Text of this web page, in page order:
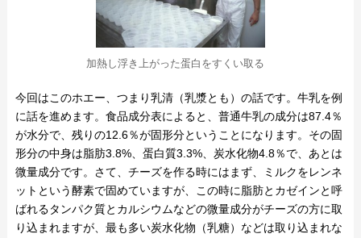
加熱し浮き上がった蛋白をすくい取る
今回はこのホエー、つまり乳清（乳漿とも）の話です。牛乳を例
に話を進めます。食品成分表によると、普通牛乳の成分は87.4％
が水分で、残りの12.6％が固形分ということになります。その固
形分の中身は脂肪3.8%、蛋白質3.3%、炭水化物4.8％で、あとは
微量成分です。さて、チーズを作る時にはまず、ミルクをレンネ
ットという酵素で固めていますが、この時に脂肪とカゼインと呼
ばれるタンパク質とカルシウムなどの微量成分がチーズの方に取
り込まれますが、最も多い炭水化物（乳糖）などは取り込まれな